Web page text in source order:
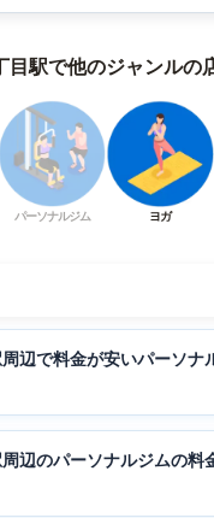
目駅で他のジャンルの
パーソナルジム ヨガ
辺で料金が安いパーソナ
辺のパーソナルジムの料